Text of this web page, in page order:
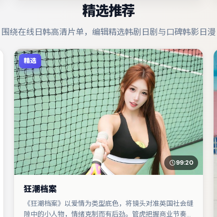
精选推荐
围绕在线日韩高清片单，编辑精选韩剧日剧与口碑韩影日漫
精选
99:20
狂潮档案
《狂潮档案》以爱情为类型底色，将镜头对准英国社会缝
隙中的小人物，情绪克制而有后劲。管虎把握商业节奏的